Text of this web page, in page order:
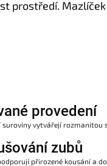
prostředí.
provedení
suroviny vytvářejí
zubů
přirozené kousání a